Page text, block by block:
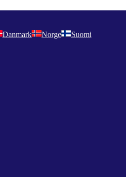
Danmark Norge Suomi